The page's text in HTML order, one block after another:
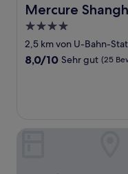
Mercure
Mercure Shanghai
4.0-
Sterne-
Unterkunft
2,5 km von U-Bahn-
8.0
Bewertungen)
8,0/10 Sehr gut (25